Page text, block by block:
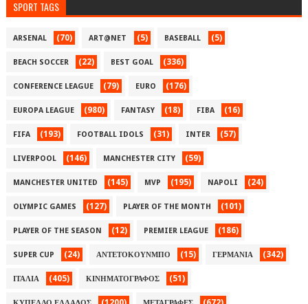
SPORT TAGS
ARSENAL (70) ART@NET (5) BASEBALL (5)
BEACH SOCCER (22) BEST GOAL (336)
CONFERENCE LEAGUE (79) EURO (176)
EUROPA LEAGUE (980) FANTASY (18) FIBA (16)
FIFA (193) FOOTBALL IDOLS (31) INTER (57)
LIVERPOOL (146) MANCHESTER CITY (59)
MANCHESTER UNITED (145) MVP (195) NAPOLI (24)
OLYMPIC GAMES (127) PLAYER OF THE MONTH (101)
PLAYER OF THE SEASON (12) PREMIER LEAGUE (186)
SUPER CUP (24) ΑΝΤΕΤΟΚΟΥΝΜΠΟ (15) ΓΕΡΜΑΝΙΑ (342)
ΙΤΑΛΙΑ (405) ΚΙΝΗΜΑΤΟΓΡΑΦΟΣ (51)